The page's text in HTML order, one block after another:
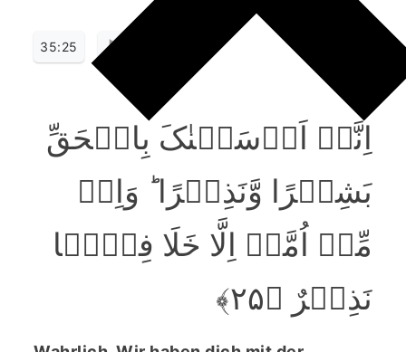
35:25
اِنَّاۤ اَرۡسَلۡنٰکَ بِالۡحَقِّ
بَشِیۡرًا وَّنَذِیۡرًا ؕ وَاِنۡ
مِّنۡ اُمَّۃٍ اِلَّا خَلَا فِیۡہَا
نَذِیۡرٌ ﴿۲۵﴾